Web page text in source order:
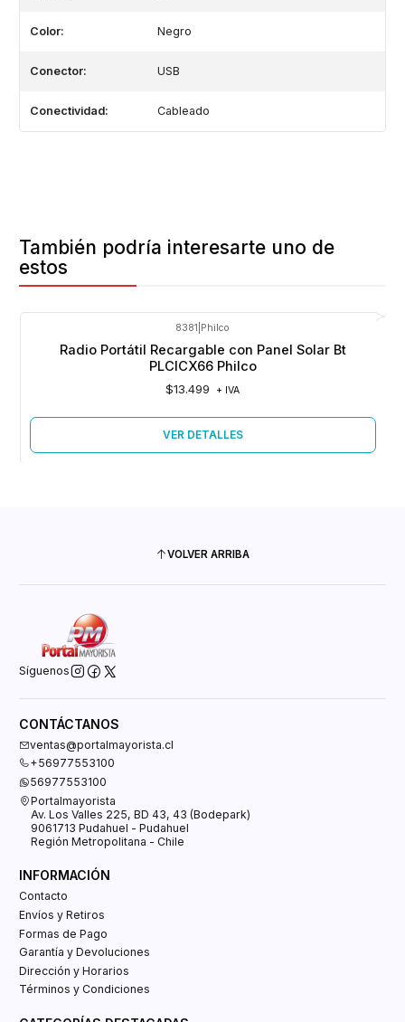
Color: Negro
Conector: USB
Conectividad: Cableado
También podría interesarte uno de
estos
8381 Philco
Radio Portátil Recargable con Panel Solar Bt
PLCICX66 Philco
$13.499 + IVA
VER DETALLES
VOLVER ARRIBA
Síguenos
CONTÁCTANOS
ventas@portalmayorista.cl
+56977553100
56977553100
Portalmayorista
Av. Los Valles 225, BD 43, 43 (Bodepark)
9061713 Pudahuel - Pudahuel
Región Metropolitana - Chile
INFORMACIÓN
Contacto
Envíos y Retiros
Formas de Pago
Garantía y Devoluciones
Dirección y Horarios
Términos y Condiciones